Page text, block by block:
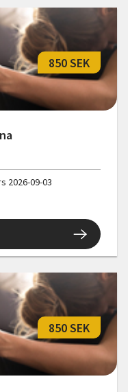
850 SEK
2026-09-03
850 SEK